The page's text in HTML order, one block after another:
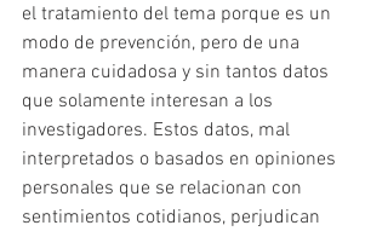
el tratamiento del tema porque es un
modo de prevención, pero de una
manera cuidadosa y sin tantos datos
que solamente interesan a los
investigadores. Estos datos, mal
interpretados o basados en opiniones
personales que se relacionan con
sentimientos cotidianos, perjudican